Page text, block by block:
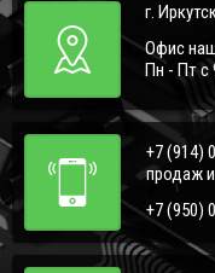
г.
Офис
Пн - Пт с
+7 (914)
продаж
+7 (950)